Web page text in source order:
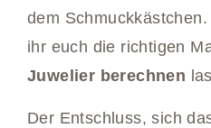
dem
ihr euch die richtigen
Juwelier berechnen
Der Entschluss, sich